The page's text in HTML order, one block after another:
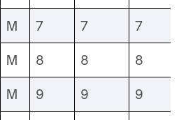
M 7 7 7
M 8 8 8
M 9 9 9